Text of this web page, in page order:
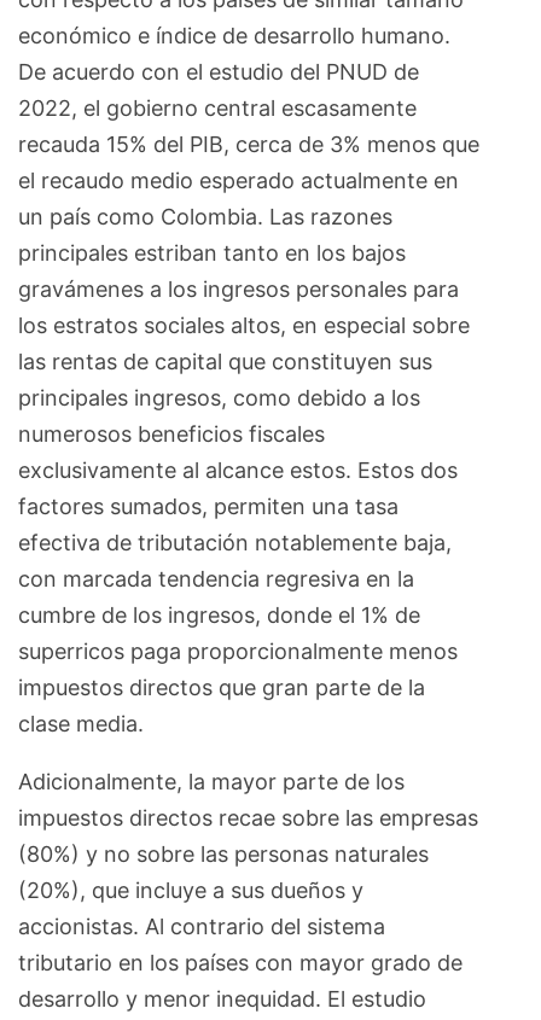
económico e índice de desarrollo humano.
De acuerdo con el estudio del PNUD de
2022, el gobierno central escasamente
recauda 15% del PIB, cerca de 3% menos que
el recaudo medio esperado actualmente en
un país como Colombia. Las razones
principales estriban tanto en los bajos
gravámenes a los ingresos personales para
los estratos sociales altos, en especial sobre
las rentas de capital que constituyen sus
principales ingresos, como debido a los
numerosos beneficios fiscales
exclusivamente al alcance estos. Estos dos
factores sumados, permiten una tasa
efectiva de tributación notablemente baja,
con marcada tendencia regresiva en la
cumbre de los ingresos, donde el 1% de
superricos paga proporcionalmente menos
impuestos directos que gran parte de la
clase media.
Adicionalmente, la mayor parte de los
impuestos directos recae sobre las empresas
(80%) y no sobre las personas naturales
(20%), que incluye a sus dueños y
accionistas. Al contrario del sistema
tributario en los países con mayor grado de
desarrollo y menor inequidad. El estudio